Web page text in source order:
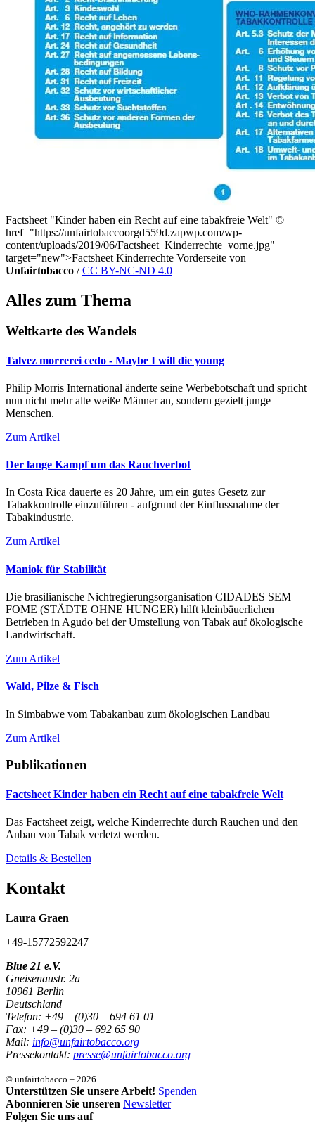
Factsheet "Kinder haben ein Recht auf eine tabakfreie Welt" ©
href="https://unfairtobaccoorgd559d.zapwp.com/wp-
content/uploads/2019/06/Factsheet_Kinderrechte_vorne.jpg"
target="new">Factsheet Kinderrechte Vorderseite von
Unfairtobacco /CC BY-NC-ND 4.0
Alles zum Thema
Weltkarte des Wandels
Talvez morrerei cedo - Maybe I will die young
Philip Morris International änderte seine Werbebotschaft und spricht
nun nicht mehr alte weiße Männer an, sondern gezielt junge
Menschen.
Zum Artikel
Der lange Kampf um das Rauchverbot
In Costa Rica dauerte es 20 Jahre, um ein gutes Gesetz zur
Tabakkontrolle einzuführen - aufgrund der Einflussnahme der
Tabakindustrie.
Zum Artikel
Maniok für Stabilität
Die brasilianische Nichtregierungsorganisation CIDADES SEM
FOME (STÄDTE OHNE HUNGER) hilft kleinbäuerlichen
Betrieben in Agudo bei der Umstellung von Tabak auf ökologische
Landwirtschaft.
Zum Artikel
Wald, Pilze & Fisch
In Simbabwe vom Tabakanbau zum ökologischen Landbau
Zum Artikel
Publikationen
Factsheet Kinder haben ein Recht auf eine tabakfreie Welt
Das Factsheet zeigt, welche Kinderrechte durch Rauchen und den
Anbau von Tabak verletzt werden.
Details & Bestellen
Kontakt
Laura Graen
+49-15772592247
Blue 21 e.V.
Gneisenaustr. 2a
10961 Berlin
Deutschland
Telefon: +49 – (0)30 – 694 61 01
Fax: +49 – (0)30 – 692 65 90
Mail: info@unfairtobacco.org
Pressekontakt: presse@unfairtobacco.org
© unfairtobacco – 2026
Unterstützen Sie unsere Arbeit! Spenden
Abonnieren Sie unseren Newsletter
Folgen Sie uns auf